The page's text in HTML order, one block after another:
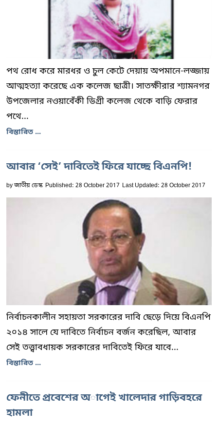
পথ রোধ করে মারধর ও চুল কেটে দেয়ায় অপমানে-লজ্জায়
আত্মহত্যা করেছে এক কলেজ ছাত্রী। সাতক্ষীরার শ্যামনগর
উপজেলার নওয়াবেঁকী ডিগ্রী কলেজ থেকে বাড়ি ফেরার
পথে...
বিস্তারিত ...
আবার ‘সেই’ দাবিতেই ফিরে যাচ্ছে বিএনপি!
byজাতীয় ডেস্ক Published: 28 October 2017 Last Updated: 28 October 2017
নির্বাচনকালীন সহায়তা সরকারের দাবি ছেড়ে দিয়ে বিএনপি
২০১৪ সালে যে দাবিতে নির্বাচন বর্জন করেছিল, আবার
সেই তত্ত্বাবধায়ক সরকারের দাবিতেই ফিরে যাবে...
বিস্তারিত ...
ফেনীতে প্রবেশের অাগেই খালেদার গাড়িবহরে
হামলা